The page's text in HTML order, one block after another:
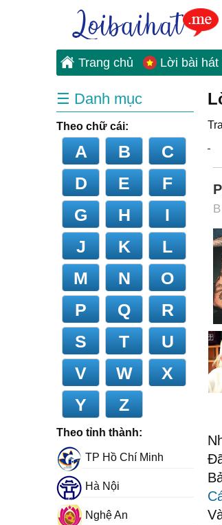
Trang chủ Lời bài hát
☰ Danh mục
Theo chữ cái:
A B
C
D
E
F
G
H
I
J
K
L
M
N
O
P
Q
R
S
T
U
V
W
X
Y
Z
Theo tỉnh thành:
TP Hồ Chí Minh
Hà Nội
Nghệ An